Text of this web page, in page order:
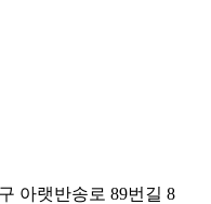
아랫반송로 89번길 8